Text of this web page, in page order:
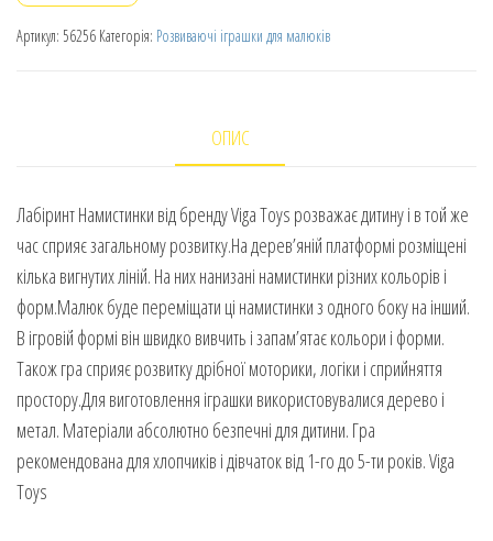
Артикул: 56256 Категорія: Розвиваючі іграшки для малюків
ОПИС
Лабіринт Намистинки від бренду Viga Toys розважає дитину і в той же
час сприяє загальному розвитку.На дерев’яній платформі розміщені
кілька вигнутих ліній. На них нанизані намистинки різних кольорів і
форм.Малюк буде переміщати ці намистинки з одного боку на інший.
В ігровій формі він швидко вивчить і запам’ятає кольори і форми.
Також гра сприяє розвитку дрібної моторики, логіки і сприйняття
простору.Для виготовлення іграшки використовувалися дерево і
метал. Матеріали абсолютно безпечні для дитини. Гра
рекомендована для хлопчиків і дівчаток від 1-го до 5-ти років. Viga
Toys